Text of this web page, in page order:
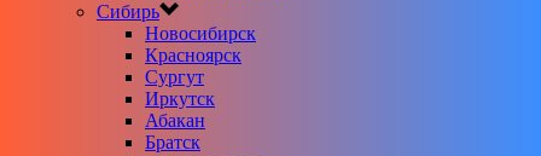
Сибирь
Новосибирск
Красноярск
Сургут
Иркутск
Абакан
Братск